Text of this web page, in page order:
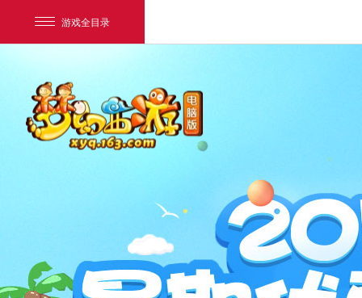
游戏全目录
游戏爱好者
我的足迹： 梦幻西游电脑版